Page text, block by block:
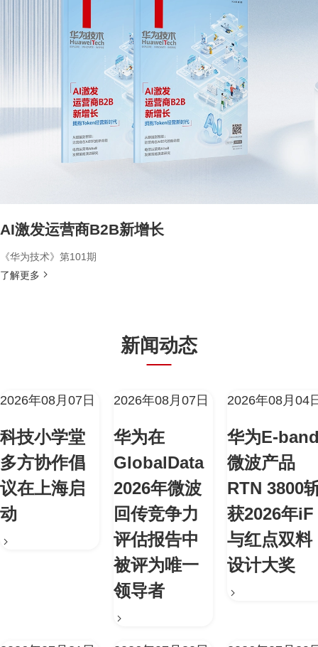
AI激发运营商B2B新增长
《华为技术》第101期
了解更多
新闻动态
2026年08月07日
科技小学堂
多方协作倡
议在上海启
动
2026年08月07日
华为在
GlobalData
2026年微波
回传竞争力
评估报告中
被评为唯一
领导者
2026年08月04
华为E-
微波产品
RTN 3800
获2026年iF
与红点双料
设计大奖